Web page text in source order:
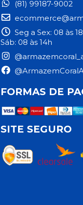
(81) 99187-9002
Seg a Sex: 08 às
Sáb: 08 às 14h
FORMAS DE
SITE SEGURO